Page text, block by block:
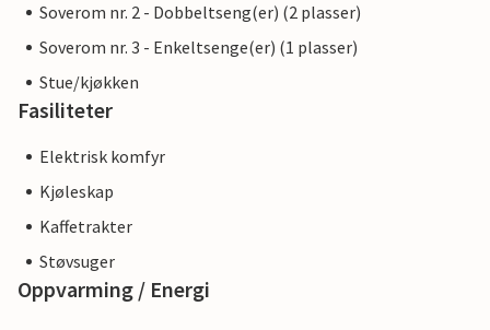
Soverom nr. 2 - Dobbeltseng(er) (2 plasser)
Soverom nr. 3 - Enkeltsenge(er) (1 plasser)
Stue/kjøkken
Fasiliteter
Elektrisk komfyr
Kjøleskap
Kaffetrakter
Støvsuger
Oppvarming / Energi